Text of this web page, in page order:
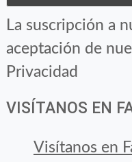
La suscripción a
aceptación de
Privacidad
VISÍTANOS EN
Visítanos en